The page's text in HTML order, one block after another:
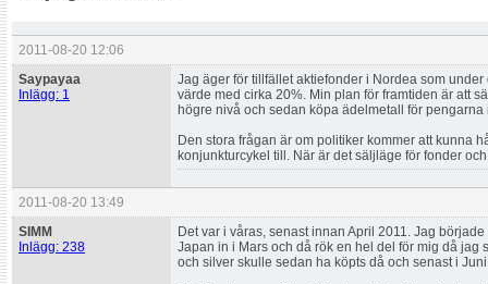
2011-08-20 12:06
Saypayaa
Inlägg: 1
Jag äger för tillfället aktiefonder i Nordea som
värde med cirka 20%. Min plan för framtiden är att
högre nivå och sedan köpa ädelmetall för pengarna
Den stora frågan är om politiker kommer att kunna
konjunkturcykel till. När är det säljläge för fonder
2011-08-20 13:49
SIMM
Inlägg: 238
Det var i våras, senast innan April 2011. Jag
Japan in i Mars och då rök en hel del för mig då jag
och silver skulle sedan ha köpts då och senast i